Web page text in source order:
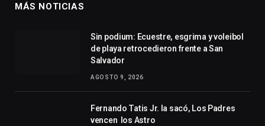
MÁS NOTICIAS
Sin podium: Ecuestre, esgrima y voleibol
de playa retrocedieron frente a San
Salvador
AGOSTO 9, 2026
Fernando Tatis Jr. la sacó, Los Padres
vencen los Astro